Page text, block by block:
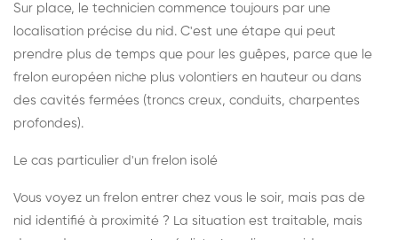
Sur place, le technicien commence toujours par une
localisation précise du nid. C'est une étape qui peut
prendre plus de temps que pour les guêpes, parce que le
frelon européen niche plus volontiers en hauteur ou dans
des cavités fermées (troncs creux, conduits, charpentes
profondes).
Le cas particulier d'un frelon isolé
Vous voyez un frelon entrer chez vous le soir, mais pas de
nid identifié à proximité ? La situation est traitable, mais